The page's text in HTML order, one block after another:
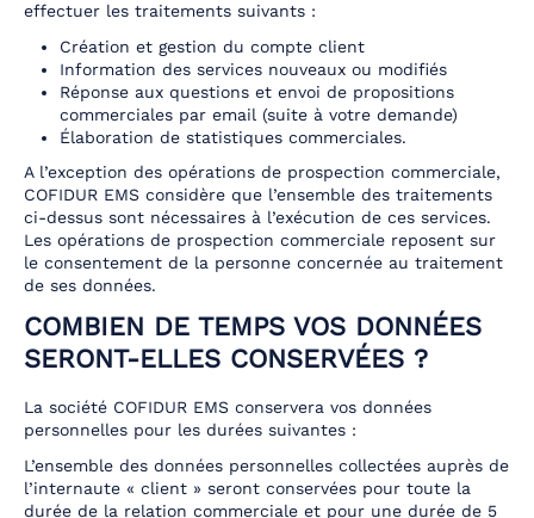
effectuer les traitements suivants :
Création et gestion du compte client
Information des services nouveaux ou modifiés
Réponse aux questions et envoi de propositions
commerciales par email (suite à votre demande)
Élaboration de statistiques commerciales.
A l’exception des opérations de prospection commerciale,
COFIDUR EMS considère que l’ensemble des traitements
ci-dessus sont nécessaires à l’exécution de ces services.
Les opérations de prospection commerciale reposent sur
le consentement de la personne concernée au traitement
de ses données.
COMBIEN DE TEMPS VOS DONNÉES
SERONT-ELLES CONSERVÉES ?
La société COFIDUR EMS conservera vos données
personnelles pour les durées suivantes :
L’ensemble des données personnelles collectées auprès de
l’internaute « client » seront conservées pour toute la
durée de la relation commerciale et pour une durée de 5